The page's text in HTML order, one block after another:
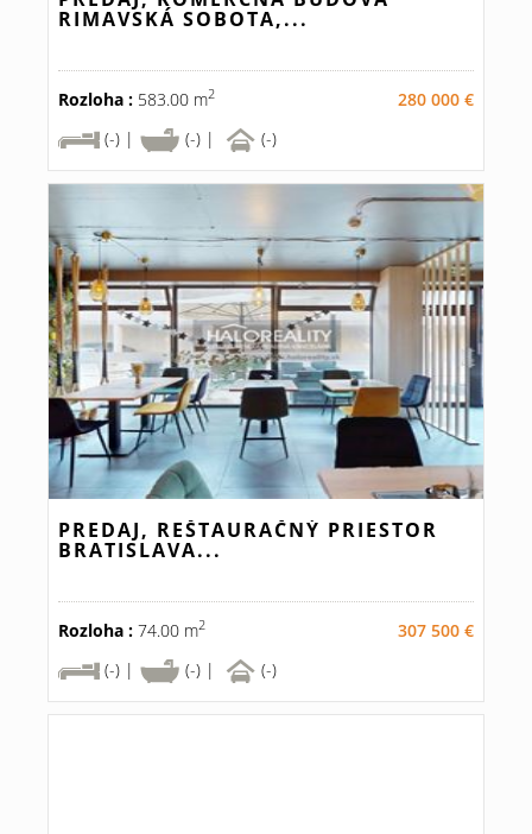
RIMAVSKÁ SOBOTA,...
Rozloha : 583.00 m2
280 000 €
(-) |
(-) | (-)
PREDAJ, REŠTAURAČNÝ PRIESTOR
BRATISLAVA...
Rozloha : 74.00 m2
307 500 €
(-) |
(-) | (-)